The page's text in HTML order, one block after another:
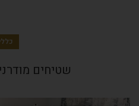
שטיחים